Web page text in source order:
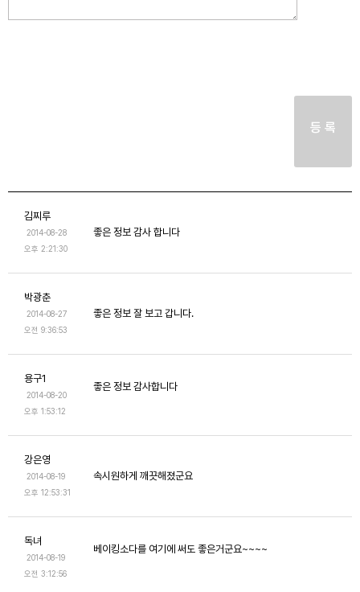
등 록
김찌루
2014-08-28
오후 2:21:30
좋은 정보 감사 합니다
박광춘
2014-08-27
오전 9:36:53
좋은 정보 잘 보고 갑니다.
용구1
2014-08-20
오후 1:53:12
좋은 정보 감사합니다
강은영
2014-08-19
오후 12:53:31
속시원하게 깨끗해졌군요
독녀
2014-08-19
오전 3:12:56
베이킹소다를 여기에 써도 좋은거군요~~~~